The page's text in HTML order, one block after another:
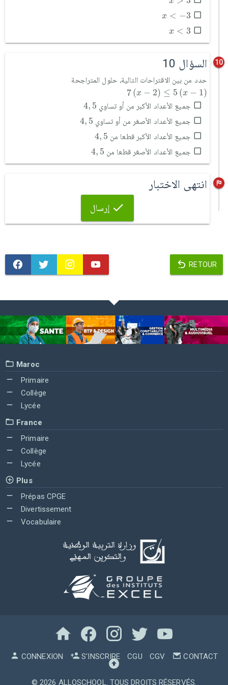
x < −3
x< -3
x < 3
x< 3
10 السؤال 10
حدد من بين الاقتراحات التالية، حلول المتراجحة
7(x − 2) ≤ 5 (x − 1)
7 x 5x- 1
جميع الأعداد الأكبر من أو تساوي 4, 5
4 5
جميع الأعداد الأصغر من أو تساوي 4, 5
4 5
جميع الأعداد الأكبر قطعا من 4, 5
4 5
جميع الأعداد الأصغر قطعا من 4, 5
4 5
انتهى الاختبار
إرسال
RETOUR
Maroc
Primaire
Collège
Lycée
France
Primaire
Collège
Lycée
Plus
Prépas CPGE
Divertissement
Vocabulaire
CONNEXION S'INSCRIRE CGU CGV CONTACT
© 2026 ALLOSCHOOL . TOUS DROITS RÉSERVÉS.